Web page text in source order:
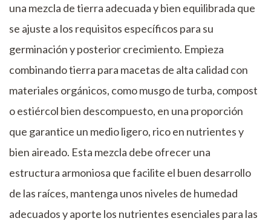
una mezcla de tierra adecuada y bien equilibrada que
se ajuste a los requisitos específicos para su
germinación y posterior crecimiento. Empieza
combinando tierra para macetas de alta calidad con
materiales orgánicos, como musgo de turba, compost
o estiércol bien descompuesto, en una proporción
que garantice un medio ligero, rico en nutrientes y
bien aireado. Esta mezcla debe ofrecer una
estructura armoniosa que facilite el buen desarrollo
de las raíces, mantenga unos niveles de humedad
adecuados y aporte los nutrientes esenciales para las